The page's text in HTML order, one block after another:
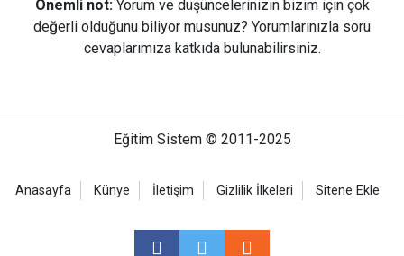
Önemli not: Yorum ve düşüncelerinizin bizim için çok
değerli olduğunu biliyor musunuz? Yorumlarınızla soru
cevaplarımıza katkıda bulunabilirsiniz.
Eğitim Sistem © 2011-2025
Anasayfa Künye İletişim Gizlilik İlkeleri Sitene Ekle